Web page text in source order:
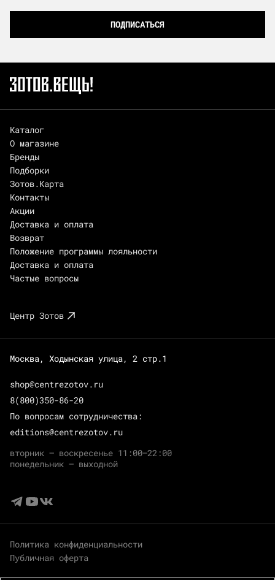
ПОДПИСАТЬСЯ
Каталог
О магазине
Бренды
Подборки
Зотов.Карта
Контакты
Акции
Доставка и оплата
Возврат
Положение программы лояльности
Доставка и оплата
Частые вопросы
Центр Зотов
Москва, Ходынская улица, 2 стр.1
shop@centrezotov.ru
8(800)350-86-20
По вопросам сотрудничества:
editions@centrezotov.ru
вторник — воскресенье 11:00–22:00
понедельник — выходной
Политика конфиденциальности
Публичная оферта